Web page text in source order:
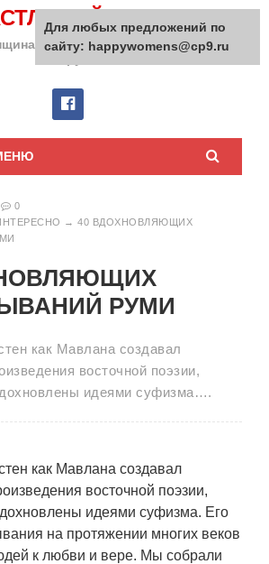
ЖЕНЩИНЫ
сделает счастливым весь мир
0
→ 40 ВДОХНОВЛЯЮЩИХ
РУМИ
как Мавлана создавал
восточной поэзии,
идеями суфизма….
как Мавлана создавал
восточной поэзии,
идеями суфизма. Его
на протяжении многих веков
к любви и вере. Мы собрали
Для любых предложений по
сайту: happywomens@cp9.ru